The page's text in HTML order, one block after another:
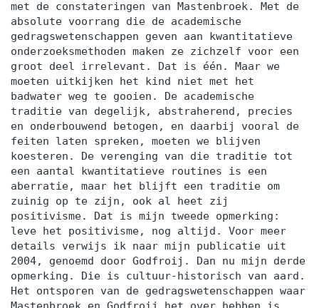
met de constateringen van Mastenbroek. Met de
absolute voorrang die de academische
gedragswetenschappen geven aan kwantitatieve
onderzoeksmethoden maken ze zichzelf voor een
groot deel irrelevant. Dat is één. Maar we
moeten uitkijken het kind niet met het
badwater weg te gooien. De academische
traditie van degelijk, abstraherend, precies
en onderbouwend betogen, en daarbij vooral de
feiten laten spreken, moeten we blijven
koesteren. De verenging van die traditie tot
een aantal kwantitatieve routines is een
aberratie, maar het blijft een traditie om
zuinig op te zijn, ook al heet zij
positivisme. Dat is mijn tweede opmerking:
leve het positivisme, nog altijd. Voor meer
details verwijs ik naar mijn publicatie uit
2004, genoemd door Godfroij. Dan nu mijn derde
opmerking. Die is cultuur-historisch van aard.
Het ontsporen van de gedragswetenschappen waar